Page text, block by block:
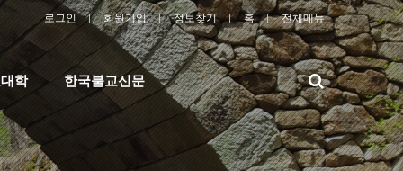
로그인 회원가입 정보찾기 홈 전체메뉴
학 한국불교신문
검
색